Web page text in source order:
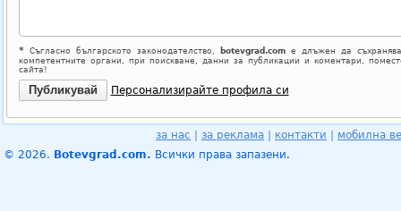
*Съгласно българското законодателство, botevgrad.comе длъжен да
компетентните органи, при поискване, данни за публикации и коментари,
сайта!
Персонализирайте профила си
за нас за реклама контакти
мобилна
© 2026. Botevgrad.com. Всички права запазени.